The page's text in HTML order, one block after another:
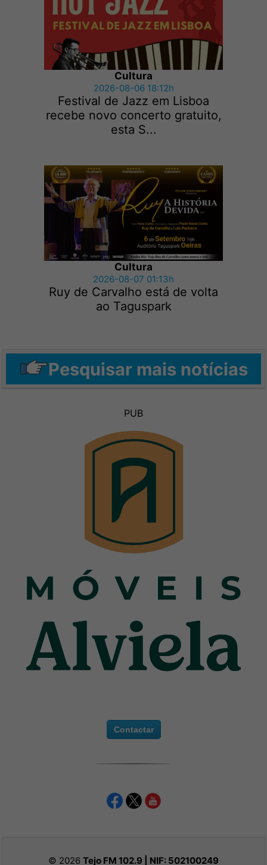
Cultura
2026-08-06 18:12h
Festival de Jazz em Lisboa
recebe novo concerto gratuito,
esta S...
Cultura
2026-08-07 01:13h
Ruy de Carvalho está de volta
ao Taguspark
Pesquisar mais notícias
PUB
Contactar
© 2026 Tejo FM 102.9 | NIF: 502100249